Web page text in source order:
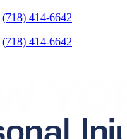
(718) 414-6642
(718) 414-6642